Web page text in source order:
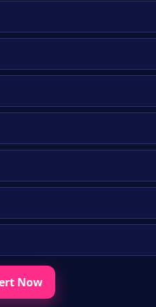
Now